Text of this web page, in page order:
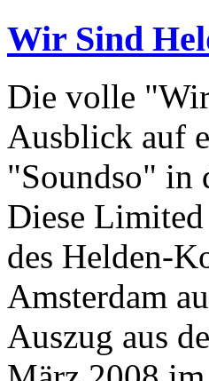
Wir Sind
Die volle
Ausblick auf
"Soundso" in
Diese
des Helden-
Amsterdam
Auszug aus